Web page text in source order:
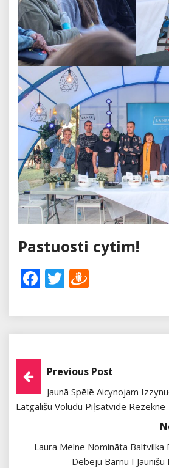
Pastuosti cytim!
Facebook
Twitter
Post
Navigation
Previous Post
Jaunā Spēlē Aicynojam
Latgalīšu Volūdu Piļsātvidē Rēzeknē
Laura Melne Nomināta Baltvilka
Debeju Bārnu I